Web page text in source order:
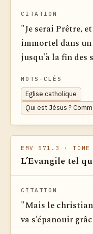
CITATION
"Je serai Prêtre,
immortel dans
jusqu'à la fin des
MOTS-CLÉS
Eglise catholique
Qui est Jésus ?
EMV 571.3 · TOME
L’Evangile tel
CITATION
"Mais le
va s’épanouir